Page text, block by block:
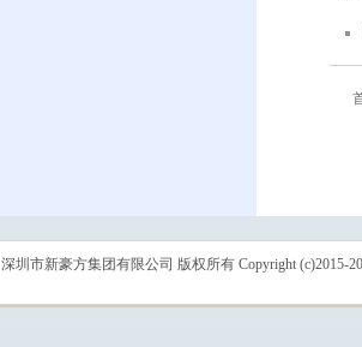
深圳市新豪方集团有限公司 版权所有 Copyright (c)2015-